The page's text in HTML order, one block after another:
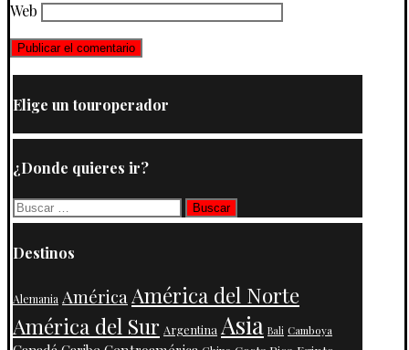
Web
Elige un touroperador
¿Donde quieres ir?
Buscar:
Destinos
Alemania AméricaAmérica del Norte
América del Sur Argentina Asia Bali Camboya